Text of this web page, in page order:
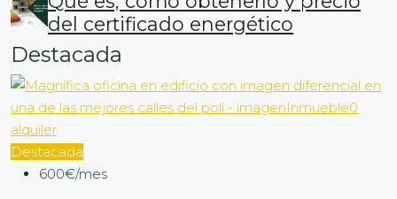
del certificado energético
Destacada
alquiler
Destacada
600€/mes